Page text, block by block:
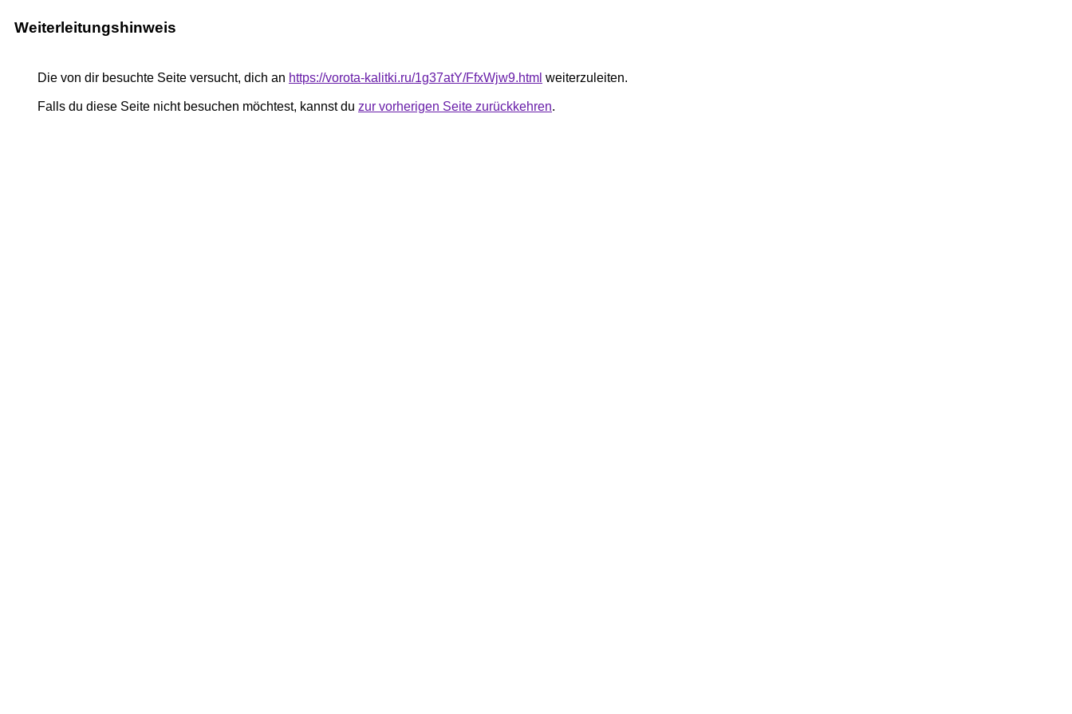
Weiterleitungshinweis
Die von dir besuchte Seite versucht, dich an https://vorota-kalitki.ru/1g37atY/FfxWjw9.html weiterzuleiten.
Falls du diese Seite nicht besuchen möchtest, kannst du zur vorherigen Seite zurückkehren.